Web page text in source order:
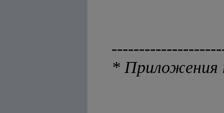
* Приложения